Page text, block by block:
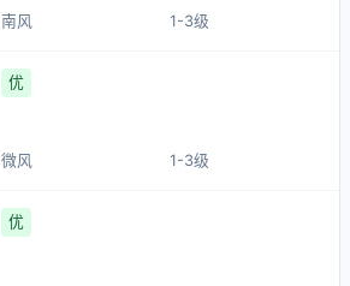
南风 1-3级
优
微风 1-3级
优